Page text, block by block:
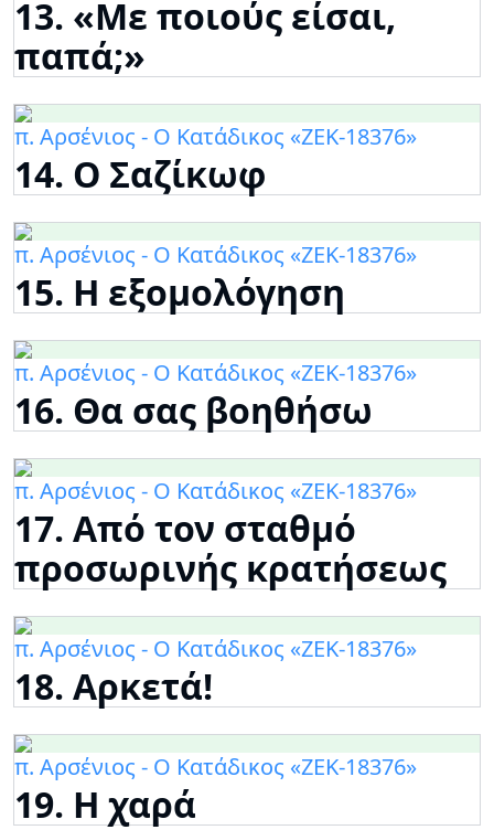
13. «Με ποιούς είσαι,
παπά;»
π. Αρσένιος - Ο Κατάδικος «ΖΕΚ-18376»
14. Ο Σαζίκωφ
π. Αρσένιος - Ο Κατάδικος «ΖΕΚ-18376»
15. Η εξομολόγηση
π. Αρσένιος - Ο Κατάδικος «ΖΕΚ-18376»
16. Θα σας βοηθήσω
π. Αρσένιος - Ο Κατάδικος «ΖΕΚ-18376»
17. Από τον σταθμό
προσωρινής κρατήσεως
π. Αρσένιος - Ο Κατάδικος «ΖΕΚ-18376»
18. Αρκετά!
π. Αρσένιος - Ο Κατάδικος «ΖΕΚ-18376»
19. Η χαρά